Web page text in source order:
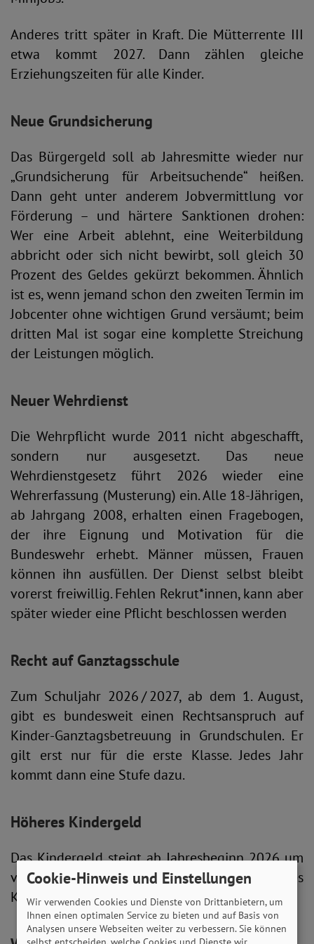
Anderes tritt später in Kraft. Die Mütterrente III
etwa kommt 2027. Dann zählen gleiche
Erziehungszeiten für alle Kinder.
Neue Grundsicherung
Das Bürgergeld soll ab Jahresmitte wieder nur
„Grundsicherung für Arbeitsuchende“ heißen.
Dann geht unter anderem Jobvermittlung vor
Förderung – und härtere Sanktionen drohen:
Wer eine Arbeit ablehnt, eine Weiterbildung
abbricht oder sich nicht bewirbt, soll gleich 30
Prozent des Geldes gekürzt bekommen. Ähnlich
ist es, wenn jemand schon den zweiten Termin im
Jobcenter ohne wichtigen Grund versäumt; beim
dritten Mal ist sogar eine komplette Streichung
der Leistungen möglich.
Neuer Wehrdienst
Die Wehrpflicht wurde 2011 nicht abgeschafft,
sondern nur ausgesetzt. Das neue
Wehrdienstgesetz führt 2026 wieder eine
Wehrerfassung (Musterung) ein. Alle 18-Jährigen,
ab Jahrgang 2008, erhalten einen Fragebogen,
der ihre Eignung und Motivation für die
Bundeswehr erhebt. Männer müssen, Frauen
können ihn ausfüllen. Der Dienst selbst bleibt
vorerst freiwillig. Fehlen Rekrut*innen, kann aber
später wieder eine Pflicht beschlossen werden
Recht auf Ganztagsschule
Zum Schuljahr 2026 / 2027, ab dem 1. August,
gibt es bundesweit einen Rechtsanspruch auf
Kinder-Ganztagsbetreuung in Grundschulen. Er
gilt erst nur für die erste Klasse. Jedes Jahr
kommt dann eine Stufe dazu.
Höheres Kindergeld
Das Kindergeld steigt ab Jahresbeginn 2026 um
vier Euro pro Monat: auf 259 Euro für jedes
Kind.
Cookie-Hinweis und Einstellungen
Wir verwenden Cookies und Dienste von Drittanbietern, um
Ihnen einen optimalen Service zu bieten und auf Basis von
Analysen unsere Webseiten weiter zu verbessern. Sie können